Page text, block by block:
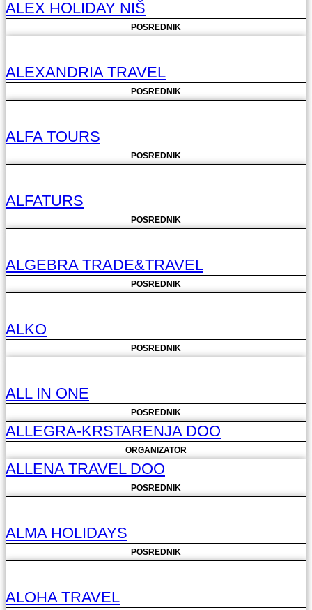
ALEX HOLIDAY NIŠ
POSREDNIK
ALEXANDRIA TRAVEL
POSREDNIK
ALFA TOURS
POSREDNIK
ALFATURS
POSREDNIK
ALGEBRA TRADE&TRAVEL
POSREDNIK
ALKO
POSREDNIK
ALL IN ONE
POSREDNIK
ALLEGRA-KRSTARENJA DOO
ORGANIZATOR
ALLENA TRAVEL DOO
POSREDNIK
ALMA HOLIDAYS
POSREDNIK
ALOHA TRAVEL